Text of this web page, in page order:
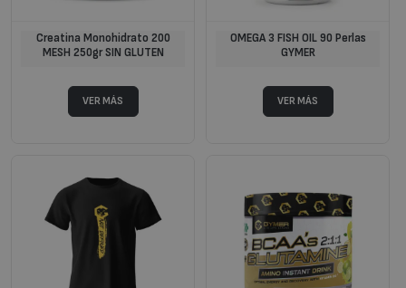
Creatina Monohidrato 200
MESH 250gr SIN GLUTEN
OMEGA 3 FISH OIL 90 Perlas
GYMER